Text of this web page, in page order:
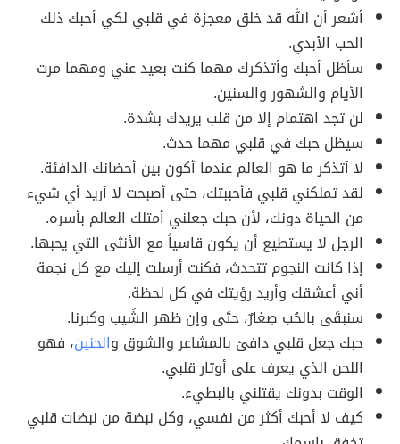
أشعر أن الله قد خلق معجزة في قلبي لكي أحبك ذلك
الحب الأبدي.
سأظل أحبك وأتذكرك مهما كنت بعيد عني ومهما مرت
الأيام والشهور والسنين.
لن تجد اهتمام إلا من قلب يريدك بشدة.
سيظل حبك في قلبي مهما حدث.
لا أتذكر ما هو العالم عندما أكون بين أحضانك الدافئة.
لقد تملكني قلبي فأحببتك، حتى أصبحت لا أريد أي شيء
من الحياة دونك، لأن حبك جعلني أمتلك العالم بأسره.
الرجل لا يستطيع أن يكون قاسياً مع الأنثى التي يحبها.
إذا كانت النجوم تتحدث، فكنت أرسلت إليك مع كل نجمة
أني أعشقك وأريد رؤيتك في كل لحظة.
سنبقَى بالحُب صِغارٌ، حتَى وإن ظهر الشَيب وكبرنا.
حبك جعل قلبي دافئ بالمشاعر والشوق والحنين، فهو
اللحن الذي يعرف على أوتار قلبي.
الوقت بدونك يقتلني بالبطيء.
كيف لا أحبك أكثر من نفسي، وكل نبضة من نبضات قلبي